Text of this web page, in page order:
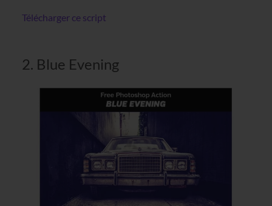
Télécharger ce script
2. Blue Evening